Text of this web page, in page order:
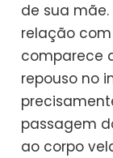
de sua
relação
comparece
repouso no
passagem
ao corpo